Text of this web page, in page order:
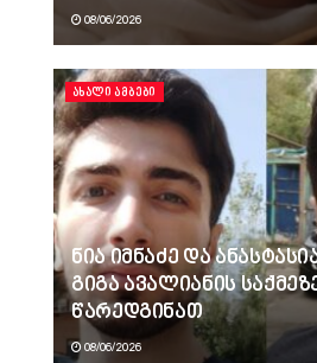
08/06/2026
ᲐᲮᲐᲚᲘ ᲐᲛᲑᲔᲑᲘ
ნია იმნაძე და
გიგა ავალიანის
წარედგინათ
08/06/2026